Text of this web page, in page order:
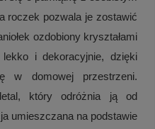
roczek pozwala je zostawić
ozdobiony kryształami
i dekoracyjnie, dzięki
w domowej przestrzeni.
który odróżnia ją od
umieszczana na podstawie